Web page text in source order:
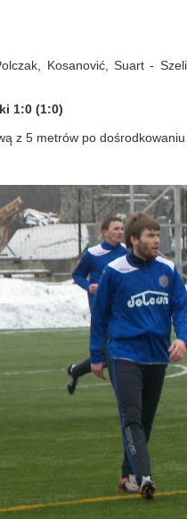
Kosanović, Suart -
1:0 (1:0)
z 5 metrów po